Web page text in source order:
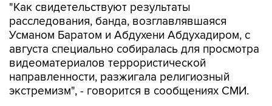
"Как свидетельствуют результаты
расследования, банда, возглавлявшаяся
Усманом Баратом и Абдухени Абдухадиром, с
августа специально собиралась для просмотра
видеоматериалов террористической
направленности, разжигала религиозный
экстремизм", - говорится в сообщениях СМИ.